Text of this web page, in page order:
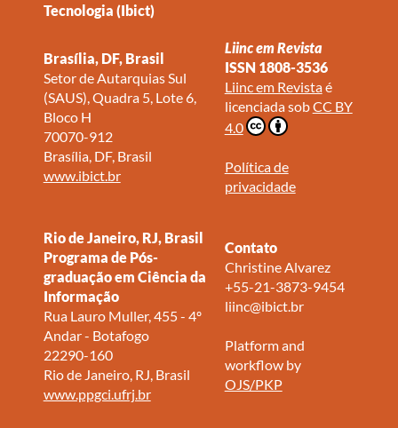
Tecnologia (Ibict)
Brasília, DF, Brasil
Setor de Autarquias Sul
(SAUS), Quadra 5, Lote 6,
Bloco H
70070-912
Brasília, DF, Brasil
www.ibict.br
Liinc em Revista
ISSN 1808-3536
Liinc em Revistaé
licenciada sobCC BY
4.0
Política de
privacidade
Rio de Janeiro, RJ, Brasil
Programa de Pós-
graduação em Ciência da
Informação
Rua Lauro Muller, 455 - 4º
Andar - Botafogo
22290-160
Rio de Janeiro, RJ, Brasil
www.ppgci.ufrj.br
Contato
Christine Alvarez
+55-21-3873-9454
liinc@ibict.br
Platform and
workflow by
OJS/PKP